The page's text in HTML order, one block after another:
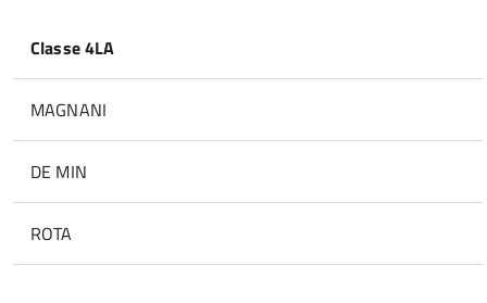
Classe 4LA
MAGNANI
DE MIN
ROTA